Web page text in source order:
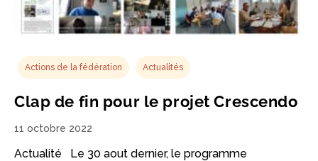
Actions de la fédération Actualités
Clap de fin pour le projet Crescendo
11 octobre 2022
Actualité Le 30 aout dernier, le programme